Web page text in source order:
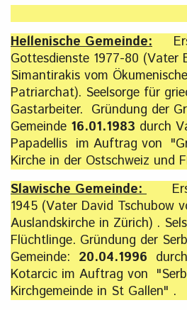
Hellenische Gemeinde:
Gottesdienste 1977-80 (Vater
Simantirakis vom
Patriarchat). Seelsorge für
Gastarbeiter. Gründung der
Gemeinde 16.01.1983 durch
Papadellis im Auftrag von
Kirche in der Ostschweiz und
Slawische Gemeinde:
1945 (Vater David Tschubow
Auslandskirche in Zürich) .
Flüchtlinge. Gründung der
Gemeinde: 20.04.1996
Kotarcic im Auftrag von
Kirchgemeinde in St Gallen" .